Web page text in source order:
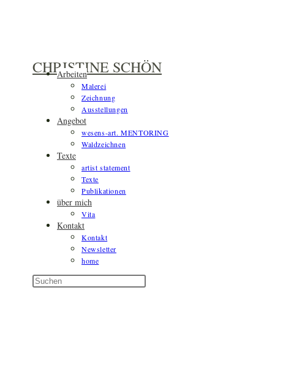
CHRISTINE SCHÖN
Arbeiten
Malerei
Zeichnung
Ausstellungen
Angebot
wesens-art. MENTORING
Waldzeichnen
Texte
artist statement
Texte
Publikationen
über mich
Vita
Kontakt
Kontakt
Newsletter
home
Diese
Website
Press